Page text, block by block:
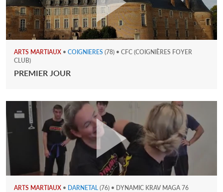
ARTS MARTIAUX • COIGNIERES (78) • CFC (COIGNIÈRES FOYER
CLUB)
PREMIER JOUR
ARTS MARTIAUX • DARNETAL (76) • DYNAMIC KRAV MAGA 76